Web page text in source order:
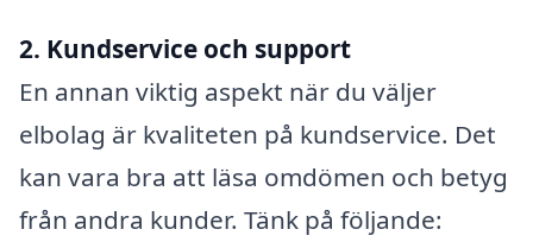
2. Kundservice och support
En annan viktig aspekt när du väljer
elbolag är kvaliteten på kundservice. Det
kan vara bra att läsa omdömen och betyg
från andra kunder. Tänk på följande: